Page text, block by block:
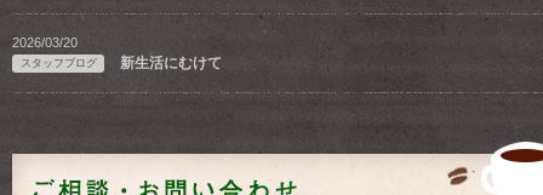
2026/03/20
スタッフブログ 新生活にむけて